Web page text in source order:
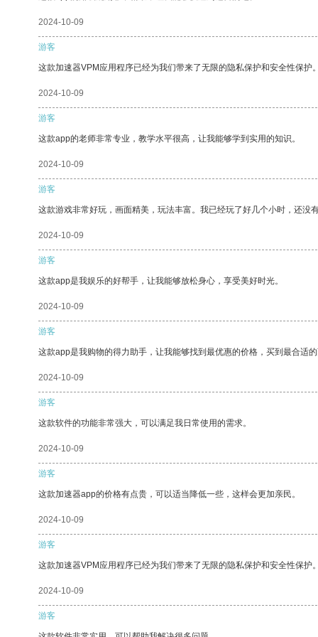
2024-10-09
游客
这款加速器VPM应用程序已经为我们带来了无限的隐私保护和安全性保护。
2024-10-09
游客
这款app的老师非常专业，教学水平很高，让我能够学到实用的知识。
2024-10-09
游客
这款游戏非常好玩，画面精美，玩法丰富。我已经玩了好几个小时，还没有
2024-10-09
游客
这款app是我娱乐的好帮手，让我能够放松身心，享受美好时光。
2024-10-09
游客
这款app是我购物的得力助手，让我能够找到最优惠的价格，买到最合适的
2024-10-09
游客
这款软件的功能非常强大，可以满足我日常使用的需求。
2024-10-09
游客
这款加速器app的价格有点贵，可以适当降低一些，这样会更加亲民。
2024-10-09
游客
这款加速器VPM应用程序已经为我们带来了无限的隐私保护和安全性保护。
2024-10-09
游客